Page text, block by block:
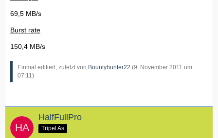
69,5 MB/s
Burst rate
150,4 MB/s
Einmal editiert, zuletzt von Bountyhunter22 (9. November 2011 um
07:11 )
HalfFullPro
Tripel As